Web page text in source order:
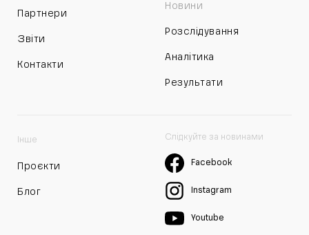
Партнери
Звіти
Контакти
Новини
Розслідування
Аналітика
Результати
Інше
Проєкти
Блог
Слідкуйте за новинами
Facebook
Instagram
Youtube